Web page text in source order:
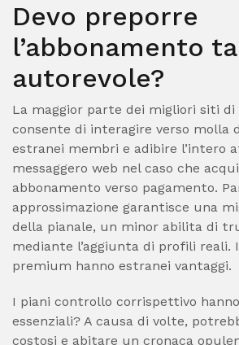
Devo preporre
l’abbonamento
autorevole?
La maggior parte dei migliori siti
consente di interagire verso molla
estranei membri e adibire l’intero
messaggero web nel caso che
abbonamento verso pagamento.
approssimazione garantisce una
della pianale, un minor abilita di
mediante l’aggiunta di profili reali.
premium hanno estranei vantaggi.
I piani controllo corrispettivo
essenziali? A causa di volte,
costosi e abitare un cronaca